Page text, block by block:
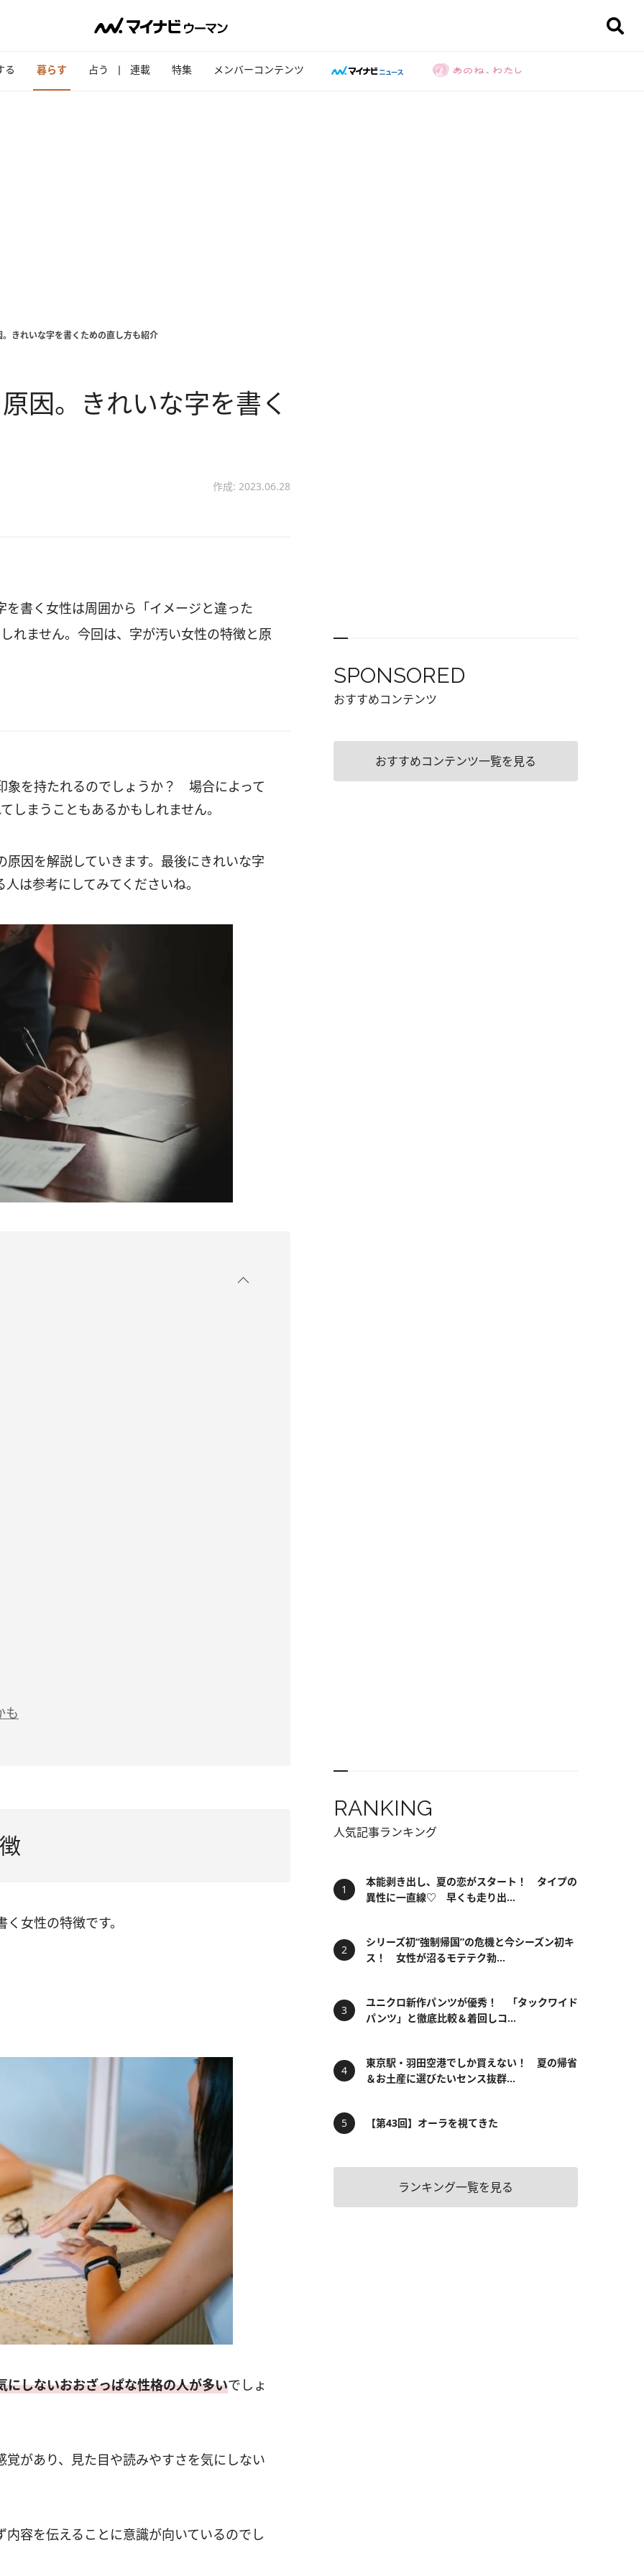
る 暮らす 占う 連載 特集 メンバーコンテンツ
きれいな字を書くための直し方も紹介
因。きれいな字を書く
作成: 2023.06.28
書く女性は周囲から「イメージと違った
れません。今回は、字が汚い女性の特徴と原
象を持たれるのでしょうか？ 場合によって
まうこともあるかもしれません。
因を解説していきます。最後にきれいな字
は参考にしてみてくださいね。
も
女性の特徴です。
しないおおざっぱな性格の人が多いでしょ
があり、見た目や読みやすさを気にしない
容を伝えることに意識が向いているのでし
SPONSORED
おすすめコンテンツ
おすすめコンテンツ一覧を見る
RANKING
人気記事ランキング
本能剥き出し、夏の恋がスタート！ タイプの
異性に一直線♡ 早くも走り出...
シリーズ初“強制帰国”の危機と今シーズン初キ
ス！ 女性が沼るモテテク勃...
ユニクロ新作パンツが優秀！ 「タックワイド
パンツ」と徹底比較＆着回しコ...
東京駅・羽田空港でしか買えない！ 夏の帰省
＆お土産に選びたいセンス抜群...
【第43回】オーラを視てきた
ランキング一覧を見る